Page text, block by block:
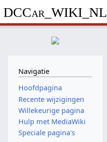
DCCar_WIKI_NL
Navigatie
Hoofdpagina
Recente wijzigingen
Willekeurige pagina
Hulp met MediaWiki
Speciale pagina's